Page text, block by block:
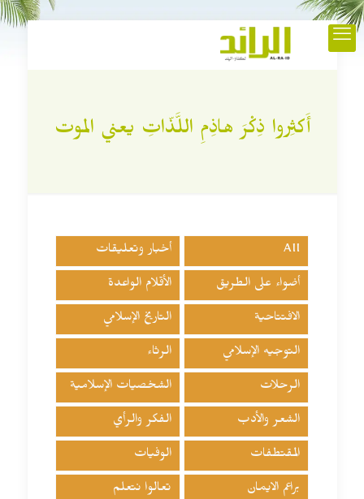
أَكثِروا ذِكْرَ هاذِمِ اللَّذّاتِ يعني الموت
All أخبار وتعليقات
أضواء على الطريق الأقلام الواعدة
الافتتاحية التاريخ الإسلامي
التوجيه الإسلامي الرثاء
الرحلات الشخصيات الإسلامية
الشعر والأدب الفكر والرأي
المقتطفات الوفيات
براعم الايمان تعالوا نتعلم